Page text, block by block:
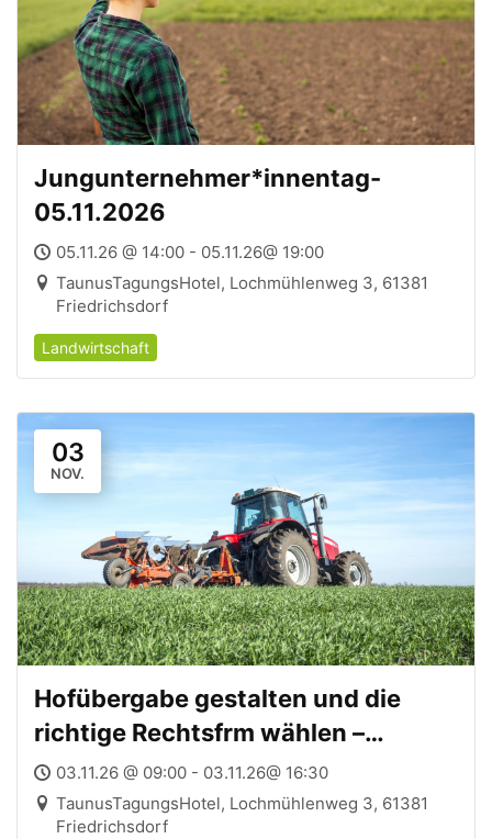
Jungunternehmer*innentag-
05.11.2026
05.11.26 @ 14:00 - 05.11.26@ 19:00
TaunusTagungsHotel, Lochmühlenweg 3, 61381
Friedrichsdorf
Landwirtschaft
03
NOV.
Hofübergabe gestalten und die
richtige Rechtsfrm wählen –
03.11.2026
03.11.26 @ 09:00 - 03.11.26@ 16:30
TaunusTagungsHotel, Lochmühlenweg 3, 61381
Friedrichsdorf